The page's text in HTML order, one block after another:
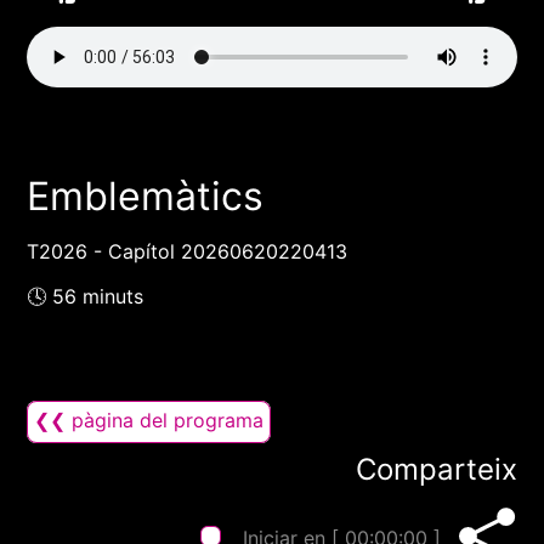
Emblemàtics
T2026 - Capítol 20260620220413
🕓 56 minuts
❮❮ pàgina del programa
Comparteix
Iniciar en [ 00:00:00 ]